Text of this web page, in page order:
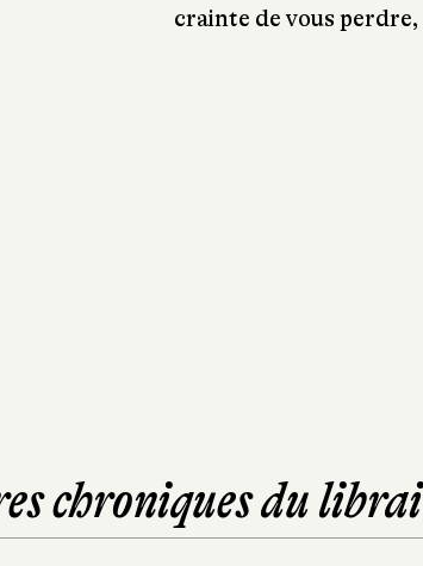
crainte de vous
chroniques du